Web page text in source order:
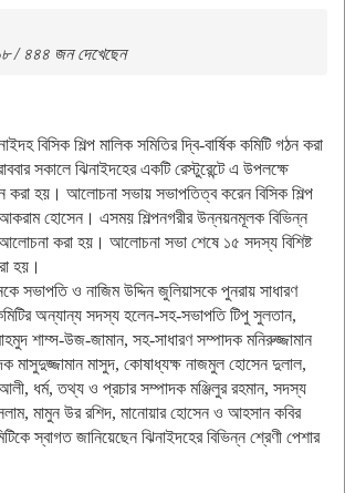
/ ৪৪৪ জন দেখেছেন
বিসিক শিল্প মালিক সমিতির দ্বি-বার্ষিক কমিটি গঠন করা
সকালে ঝিনাইদহের একটি রেস্টুরেন্টে এ উপলক্ষে
হয়। আলোচনা সভায় সভাপতিত্ব করেন বিসিক শিল্প
হোসেন। এসময় শিল্পনগরীর উন্নয়নমূলক বিভিন্ন
আলোচনা করা হয়। আলোচনা সভা শেষে ১৫ সদস্য বিশিষ্ট
হয়।
সভাপতি ও নাজিম উদ্দিন জুলিয়াসকে পুনরায় সাধারণ
অন্যান্য সদস্য হলেন-সহ-সভাপতি টিপু সুলতান,
শাম্স-উজ-জামান, সহ-সাধারণ সম্পাদক মনিরুজ্জামান
মাসুদুজ্জামান মাসুদ, কোষাধ্যক্ষ নাজমুল হোসেন দুলাল,
ধর্ম, তথ্য ও প্রচার সম্পাদক মঞ্জিলুর রহমান, সদস্য
মামুন উর রশিদ, মানোয়ার হোসেন ও আহসান কবির
স্বাগত জানিয়েছেন ঝিনাইদহের বিভিন্ন শ্রেণী পেশার